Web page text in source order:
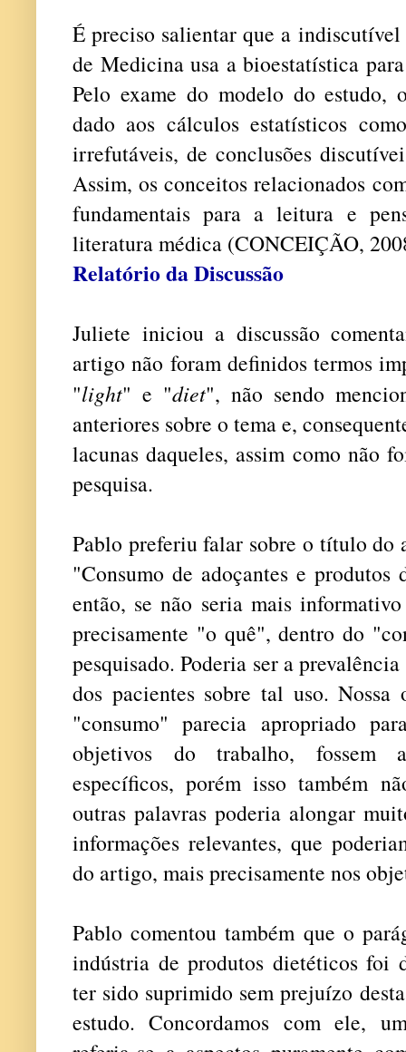
É preciso salientar que a
de Medicina usa a bioestatística
Pelo exame do modelo do estudo,
dado aos cálculos estatísticos
irrefutáveis, de conclusões
Assim, os conceitos relacionados
fundamentais para a leitura e
literatura médica (CONCEIÇÃO,
Relatório da Discussão
Juliete iniciou a discussão
artigo não foram definidos termos
"light" e "diet", não sendo
anteriores sobre o tema e,
lacunas daqueles, assim como não
pesquisa.
Pablo preferiu falar sobre o título do
"Consumo de adoçantes e produtos
então, se não seria mais
precisamente "o quê", dentro do
pesquisado. Poderia ser a
dos pacientes sobre tal uso.
"consumo" parecia apropriado
objetivos do trabalho, fossem
específicos, porém isso também
outras palavras poderia alongar
informações relevantes, que
do artigo, mais precisamente nos
Pablo comentou também que o
indústria de produtos dietéticos foi
ter sido suprimido sem prejuízo
estudo. Concordamos com ele,